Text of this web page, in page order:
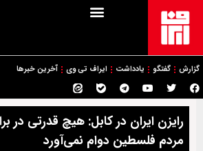
گزارش گفتگو یادداشت ایراف تی وی آخرین خبرها
رایزن ایران در کابل: هیچ قدرتی در
مردم فلسطین دوام نمی‌آورد